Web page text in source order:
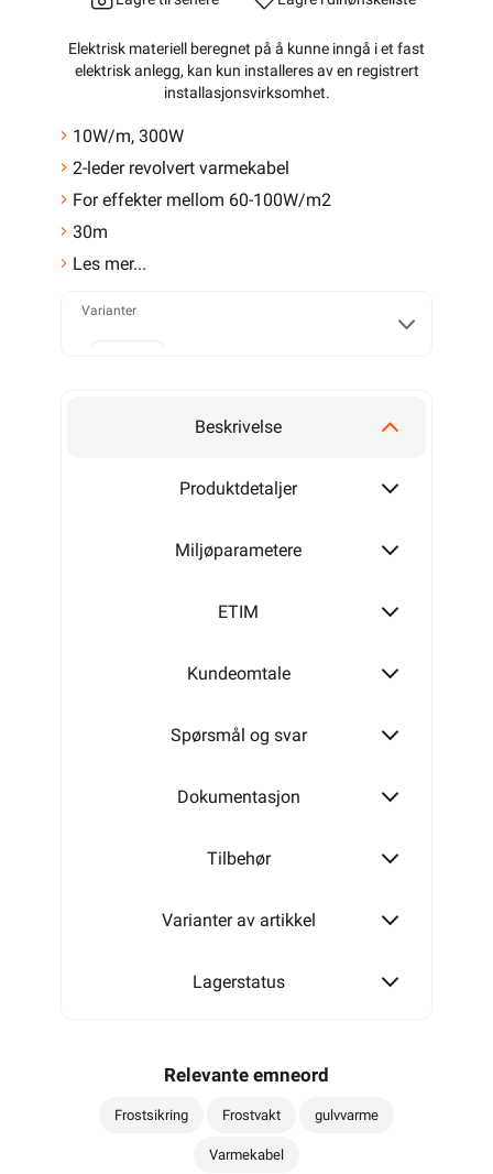
Elektrisk materiell beregnet på å kunne inngå i et fast
elektrisk anlegg, kan kun installeres av en registrert
installasjonsvirksomhet.
10W/m, 300W
2-leder revolvert varmekabel
For effekter mellom 60-100W/m2
30m
Les mer...
Varianter
220W
430W
700W
800W
Beskrivelse
Produktdetaljer
Miljøparametere
ETIM
Kundeomtale
Spørsmål og svar
Dokumentasjon
Tilbehør
Varianter av artikkel
Lagerstatus
Relevante emneord
Frostsikring Frostvakt gulvvarme
Varmekabel